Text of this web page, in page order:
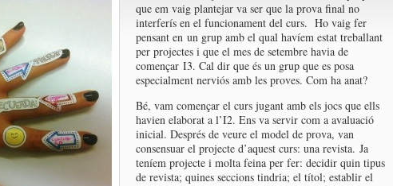
que em vaig plantejar va ser que la prova final no
interferís en el funcionament del curs. Ho vaig fer
pensant en un grup amb el qual havíem estat treballant
per projectes i que el mes de setembre havia de
començar I3. Cal dir que és un grup que es posa
especialment nerviós amb les proves. Com ha anat?
Bé, vam començar el curs jugant amb els jocs que ells
havien elaborat a l’I2. Ens va servir com a avaluació
inicial. Després de veure el model de prova, van
consensuar el projecte d’aquest curs: una revista. Ja
teníem projecte i molta feina per fer: decidir quin tipus
de revista; quines seccions tindria; el títol; establir el